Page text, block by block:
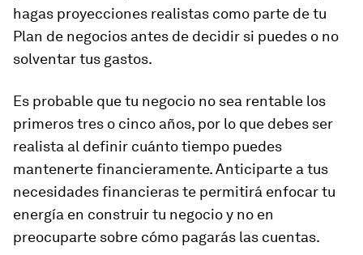
hagas proyecciones realistas como parte de tu
Plan de negocios antes de decidir si puedes o no
solventar tus gastos.
Es probable que tu negocio no sea rentable los
primeros tres o cinco años, por lo que debes ser
realista al definir cuánto tiempo puedes
mantenerte financieramente. Anticiparte a tus
necesidades financieras te permitirá enfocar tu
energía en construir tu negocio y no en
preocuparte sobre cómo pagarás las cuentas.